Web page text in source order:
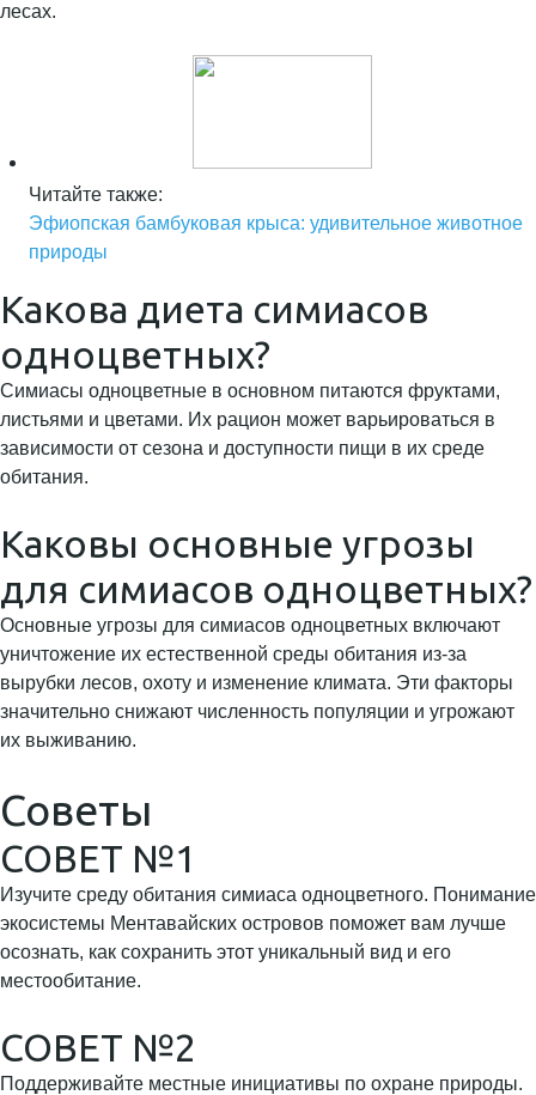
лесах.
Читайте также:
Эфиопская бамбуковая крыса: удивительное животное
природы
Какова диета симиасов
одноцветных?
Симиасы одноцветные в основном питаются фруктами,
листьями и цветами. Их рацион может варьироваться в
зависимости от сезона и доступности пищи в их среде
обитания.
Каковы основные угрозы
для симиасов одноцветных?
Основные угрозы для симиасов одноцветных включают
уничтожение их естественной среды обитания из-за
вырубки лесов, охоту и изменение климата. Эти факторы
значительно снижают численность популяции и угрожают
их выживанию.
Советы
СОВЕТ №1
Изучите среду обитания симиаса одноцветного. Понимание
экосистемы Ментавайских островов поможет вам лучше
осознать, как сохранить этот уникальный вид и его
местообитание.
СОВЕТ №2
Поддерживайте местные инициативы по охране природы.